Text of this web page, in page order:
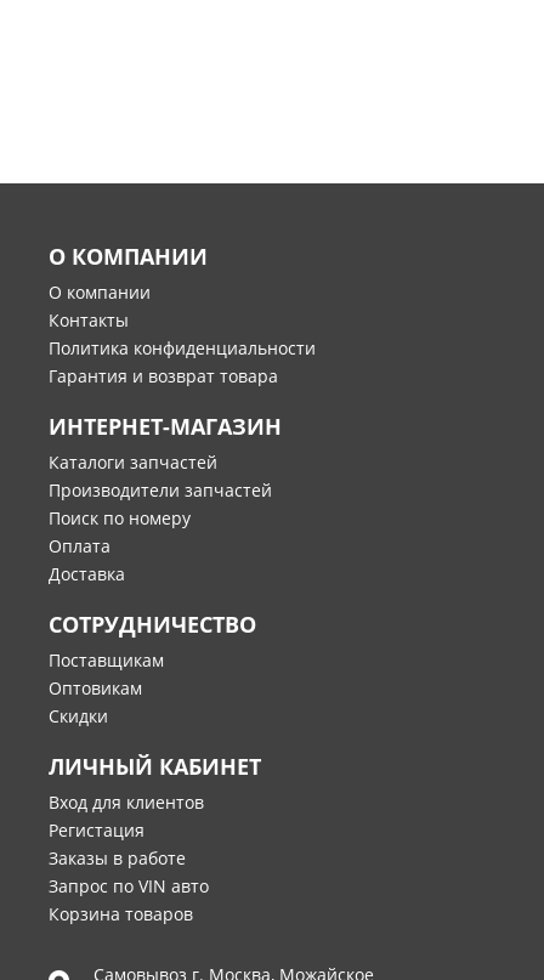
О КОМПАНИИ
О компании
Контакты
Политика конфиденциальности
Гарантия и возврат товара
ИНТЕРНЕТ-МАГАЗИН
Каталоги запчастей
Производители запчастей
Поиск по номеру
Оплата
Доставка
СОТРУДНИЧЕСТВО
Поставщикам
Оптовикам
Скидки
ЛИЧНЫЙ КАБИНЕТ
Вход для клиентов
Регистация
Заказы в работе
Запрос по VIN авто
Корзина товаров
Самовывоз г. Москва, Можайское